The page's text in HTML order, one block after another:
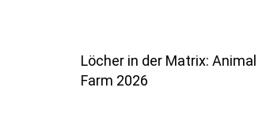
Löcher in der Matrix: Animal
Farm 2026